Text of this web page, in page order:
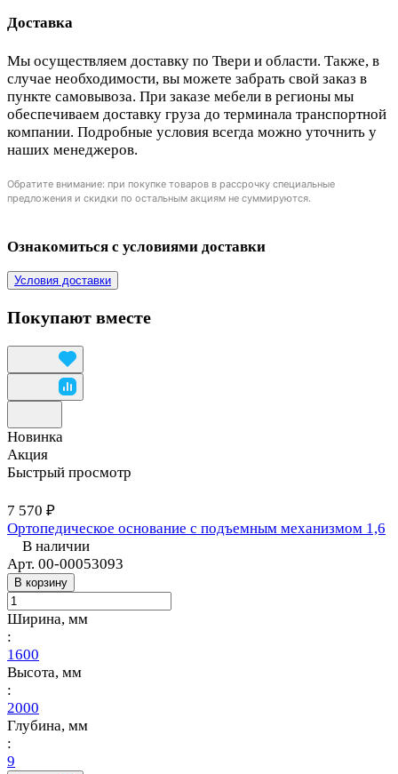
Доставка
Мы осуществляем доставку по Твери и области. Также, в
случае необходимости, вы можете забрать свой заказ в
пункте самовывоза. При заказе мебели в регионы мы
обеспечиваем доставку груза до терминала транспортной
компании. Подробные условия всегда можно уточнить у
наших менеджеров.
Обратите внимание: при покупке товаров в рассрочку специальные
предложения и скидки по остальным акциям не суммируются.
Ознакомиться с условиями доставки
Условия доставки
Покупают вместе
Новинка
Акция
Быстрый просмотр
7 570 ₽
Ортопедическое основание с подъемным механизмом 1,6
В наличии
Арт. 00-00053093
В корзину
Ширина, мм
:
1600
Высота, мм
:
2000
Глубина, мм
:
9